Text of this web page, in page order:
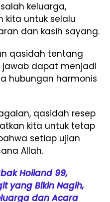
keluarga,
kita untuk selalu
dan kasih sayang.
qasidah tentang
dapat menjadi
hubungan harmonis
qasidah resep
kita untuk tetap
setiap ujian
Allah.
Holland 99,
yang Bikin Nagih,
dan Acara